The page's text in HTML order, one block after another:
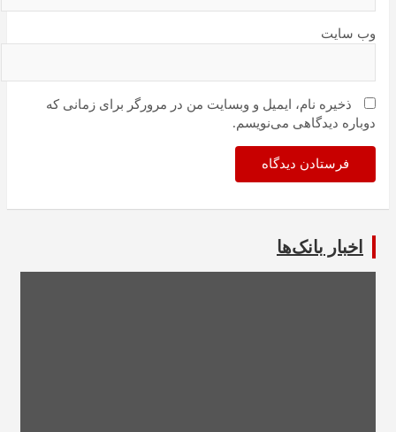
وب‌ سایت
ذخیره نام، ایمیل و وبسایت من در مرورگر برای زمانی که
دوباره دیدگاهی می‌نویسم.
اخبار بانک‌ها